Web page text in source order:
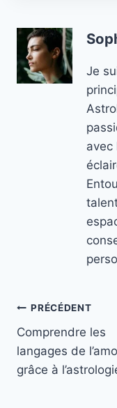
Je
avec
Navigation
de
l’article
PRÉCÉDENT
Comprendre les
langages de
grâce à